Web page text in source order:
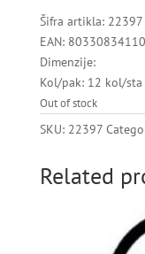
Šifra artikla: 22397
EAN:
Dimenzije:
Kol/pak: 12 kol/sta
Out of stock
SKU: 22397
Related